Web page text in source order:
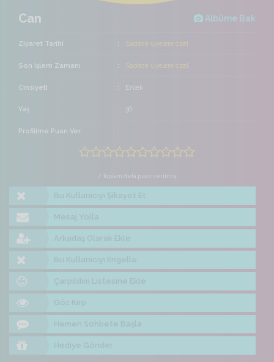
Can Albüme Bak
Ziyaret Tarihi Sadece üyelere özel
Son İşlem Zamanı Sadece üyelere özel
Cinsiyeti Erkek
Yaş 36
Profilime Puan Ver
/ Toplam defa puan verilmiş
Bu Kullanıcıyı Şikayet Et
Mesaj Yolla
Arkadaş Olarak Ekle
Bu Kullanıcıyı Engelle
Çarpıldım Listesine Ekle
Göz Kırp
Hemen Sohbete Başla
Hediye Gönder